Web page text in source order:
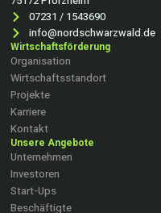
07231 / 1543690
info@nordschwarzwald.de
Wirtschaftsförderung
Organisation
Wirtschaftsstandort
Projekte
Karriere
Kontakt
Unsere Angebote
Unternehmen
Investoren
Start-Ups
Beschäftigte